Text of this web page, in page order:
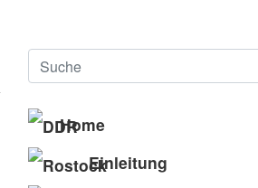
Home
Einleitung